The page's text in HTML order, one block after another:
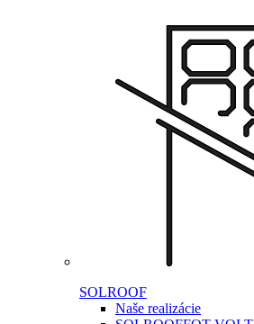
SOLROOF
Naše realizácie